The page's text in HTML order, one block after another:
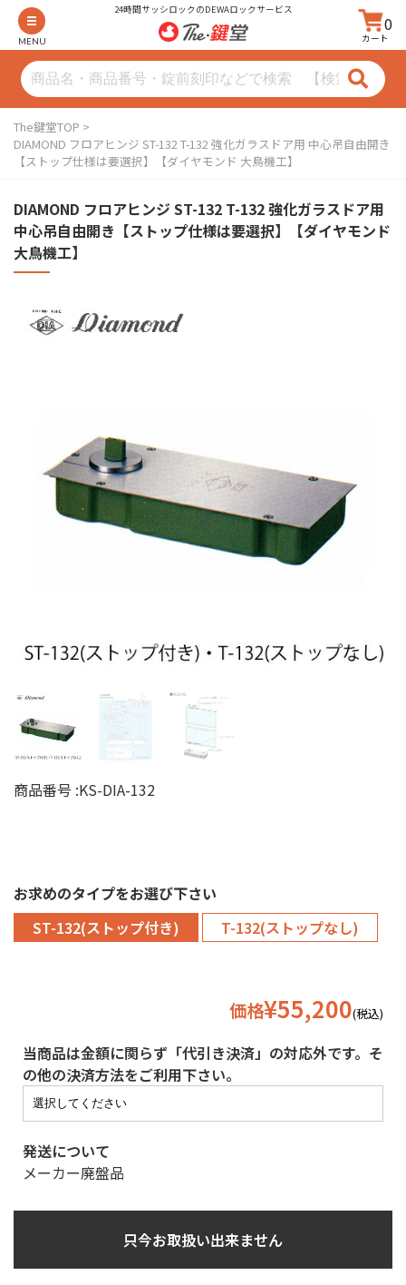
MENU
24時間サッシロックのDEWAロックサービス
0
カート
The鍵堂TOP
DIAMOND フロアヒンジ ST-132 T-132 強化ガラスドア用 中心吊自由開き
【ストップ仕様は要選択】【ダイヤモンド 大鳥機工】
DIAMOND フロアヒンジ ST-132 T-132 強化ガラスドア用
中心吊自由開き【ストップ仕様は要選択】【ダイヤモンド
大鳥機工】
商品番号 :KS-DIA-132
お求めのタイプをお選び下さい
ST-132(ストップ付き)
T-132(ストップなし)
価格¥55,200(税込)
当商品は金額に関らず「代引き決済」の対応外です。そ
の他の決済方法をご利用下さい。
発送について
メーカー廃盤品
只今お取扱い出来ません